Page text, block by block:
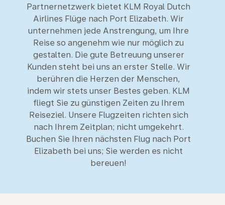
Partnernetzwerk bietet KLM Royal Dutch
Airlines Flüge nach Port Elizabeth. Wir
unternehmen jede Anstrengung, um Ihre
Reise so angenehm wie nur möglich zu
gestalten. Die gute Betreuung unserer
Kunden steht bei uns an erster Stelle. Wir
berühren die Herzen der Menschen,
indem wir stets unser Bestes geben. KLM
fliegt Sie zu günstigen Zeiten zu Ihrem
Reiseziel. Unsere Flugzeiten richten sich
nach Ihrem Zeitplan; nicht umgekehrt.
Buchen Sie Ihren nächsten Flug nach Port
Elizabeth bei uns; Sie werden es nicht
bereuen!